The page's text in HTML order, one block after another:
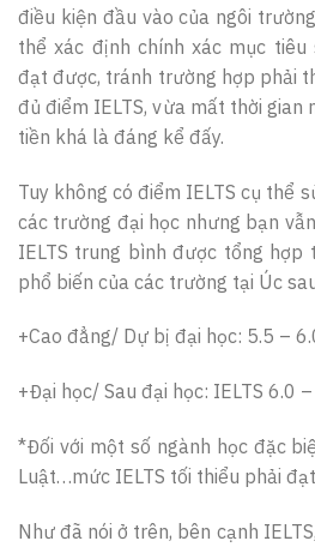
điều kiện đầu vào của ngôi
thể xác định chính xác mục tiêu
đạt được, tránh trường hợp phải
đủ điểm IELTS, vừa mất thời gian
tiền khá là đáng kể đấy.
Tuy không có điểm IELTS cụ thể
các trường đại học nhưng bạn
IELTS trung bình được tổng hợp
phổ biến của các trường tại Úc
+Cao đẳng/ Dự bị đại học: 5.5 –
+Đại học/ Sau đại học: IELTS 6.0
*Đối với một số ngành học đặc
Luật…mức IELTS tối thiểu phải
Như đã nói ở trên, bên cạnh